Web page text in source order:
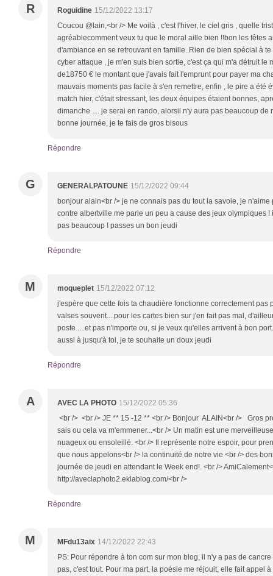
R Roguidine 15/12/2022 13:17
Coucou @lain,<br /> Me voilà , c'est l'hiver, le ciel gris , quelle
agréablecomment veux tu que le moral aille bien !!bon les fêtes
d'ambiance en se retrouvant en famille..Rien de bien spécial à
cyber attaque , je m'en suis bien sortie, c'est ça qui m'a détruit le
de18750 € le montant que j'avais fait l'emprunt pour payer ma
mauvais moments pas facile à s'en remettre, enfin , le pire a été
match hier, c'était stressant, les deux équipes étaient bonnes,
dimanche .... je serai en rando, alorsil n'y aura pas beaucoup de
bonne journée, je te fais de gros bisous
Répondre
G GENERALPATOUNE 15/12/2022 09:44
bonjour alain<br /> je ne connais pas du tout la savoie, je
contre albertville me parle un peu a cause des jeux olympiques
pas beaucoup ! passes un bon jeudi
Répondre
M moqueplet 15/12/2022 07:12
j'espère que cette fois ta chaudière fonctionne correctement pas
valses souvent....pour les cartes bien sur j'en fait pas mal,
poste.....et pas n'importe ou, si je veux qu'elles arrivent à bon
aussi à jusqu'à toi, je te souhaite un doux jeudi
Répondre
A AVEC LA PHOTO 15/12/2022 05:36
<br /> <br /> JE ** 15 -12 ** <br /> Bonjour ALAIN<br /> Gros
sais ou cela va m'emmener...<br /> Un matin est une
nuageux ou ensoleillé. <br /> Il représente notre espoir, pour
que nous appelons<br /> la continuité de notre vie <br /> des
journée de jeudi en attendant le Week end!. <br />
http://aveclaphoto2.eklablog.com/<br />
Répondre
M MFdu13aix 14/12/2022 22:43
PS: Pour répondre à ton com sur mon blog, il n'y a pas de
pas, c'est tout. Pour ma part, la poésie me réjouit, elle fait appel